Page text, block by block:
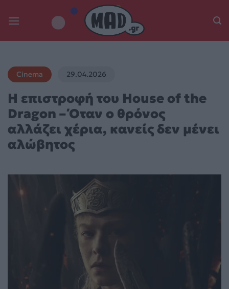
Cinema 29.04.2026
Η επιστροφή του House of the
Dragon – Όταν ο θρόνος
αλλάζει χέρια, κανείς δεν μένει
αλώβητος